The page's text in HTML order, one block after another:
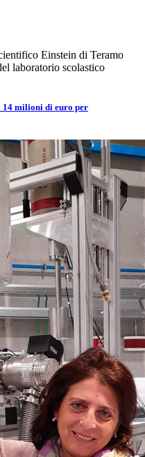
Einstein di Teramo
laboratorio scolastico
14 milioni di euro per